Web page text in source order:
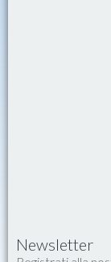
Newsletter